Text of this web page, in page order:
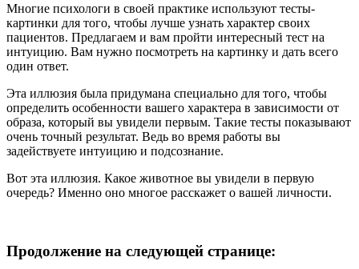
Многие психологи в своей практике используют тесты-
картинки для того, чтобы лучше узнать характер своих
пациентов. Предлагаем и вам пройти интересный тест на
интуицию. Вам нужно посмотреть на картинку и дать всего
один ответ.
Эта иллюзия была придумана специально для того, чтобы
определить особенности вашего характера в зависимости от
образа, который вы увидели первым. Такие тесты показывают
очень точный результат. Ведь во время работы вы
задействуете интуицию и подсознание.
Вот эта иллюзия. Какое животное вы увидели в первую
очередь? Именно оно многое расскажет о вашей личности.
Продолжение на следующей странице: